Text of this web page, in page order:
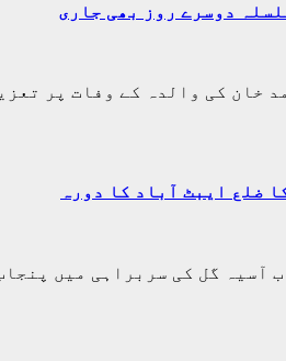
دوسرے روز بھی جاری
خان کی والدہ کے وفات پر
ضلع ایبٹ آباد کا دورہ
آسیہ گل کی سربراہی میں